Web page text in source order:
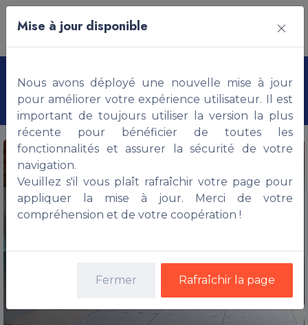
Appartement non meublé,
ABOMEY-CALAVI
Mise à jour disponible
Nous avons déployé une nouvelle mise à jour
pour améliorer votre expérience utilisateur. Il est
important de toujours utiliser la version la plus
récente pour bénéficier de toutes les
fonctionnalités et assurer la sécurité de votre
navigation.
Veuillez s'il vous plaît rafraîchir votre page pour
appliquer la mise à jour. Merci de votre
compréhension et de votre coopération !
Fermer Rafraîchir la page